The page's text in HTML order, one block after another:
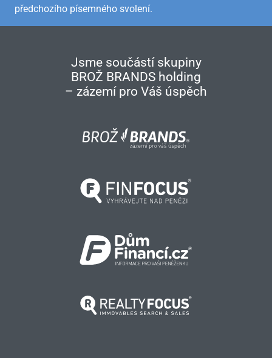
předchozího písemného svolení.
Jsme součástí skupiny
BROŽ BRANDS holding
– zázemí pro Váš úspěch